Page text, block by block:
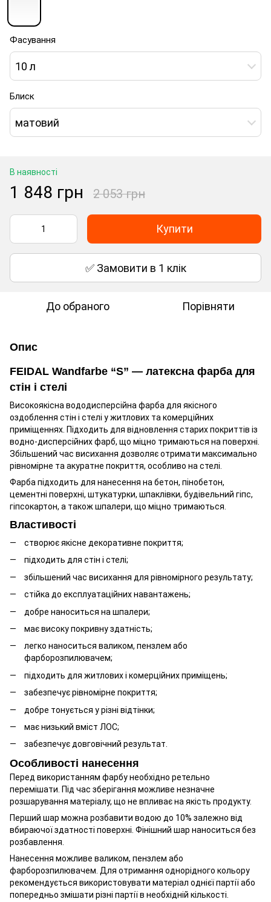
Фасування
10 л
Блиск
матовий
В наявності
1 848 грн 2 053 грн
Купити
✅ Замовити в 1 клік
До обраного Порівняти
Опис
FEIDAL Wandfarbe “S” — латексна фарба для
стін і стелі
Високоякісна вододисперсійна фарба для якісного
оздоблення стін і стелі у житлових та комерційних
приміщеннях. Підходить для відновлення старих покриттів із
водно-дисперсійних фарб, що міцно тримаються на поверхні.
Збільшений час висихання дозволяє отримати максимально
рівномірне та акуратне покриття, особливо на стелі.
Фарба підходить для нанесення на бетон, пінобетон,
цементні поверхні, штукатурки, шпаклівки, будівельний гіпс,
гіпсокартон, а також шпалери, що міцно тримаються.
Властивості
створює якісне декоративне покриття;
підходить для стін і стелі;
збільшений час висихання для рівномірного результату;
стійка до експлуатаційних навантажень;
добре наноситься на шпалери;
має високу покривну здатність;
легко наноситься валиком, пензлем або
фарборозпилювачем;
підходить для житлових і комерційних приміщень;
забезпечує рівномірне покриття;
добре тонується у різні відтінки;
має низький вміст ЛОС;
забезпечує довговічний результат.
Особливості нанесення
Перед використанням фарбу необхідно ретельно
перемішати. Під час зберігання можливе незначне
розшарування матеріалу, що не впливає на якість продукту.
Перший шар можна розбавити водою до 10% залежно від
вбираючої здатності поверхні. Фінішний шар наноситься без
розбавлення.
Нанесення можливе валиком, пензлем або
фарборозпилювачем. Для отримання однорідного кольору
рекомендується використовувати матеріал однієї партії або
попередньо змішати різні партії в необхідній кількості.